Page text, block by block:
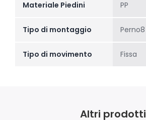
Materiale Piedini PP
Tipo di montaggio Perno8
Tipo di movimento Fissa
Altri prodotti